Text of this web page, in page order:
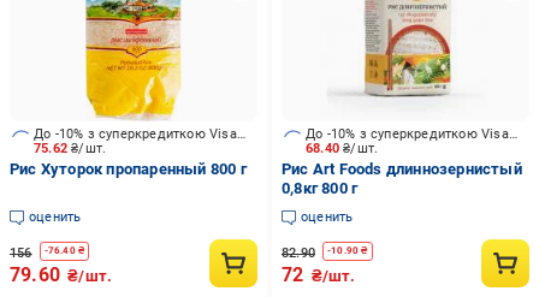
75.62₴/шт.
До -10% з суперкредиткою Visa Вигода
Рис Хуторок пропаренный 800 г
оценить
156 -76.40₴
79.60 ₴/шт.
68.40₴/шт.
До -10% з суперкредиткою Visa Вигода
Рис Art Foods длиннозернистый
0,8кг 800 г
оценить
82.90 -10.90 ₴
72 ₴/шт.